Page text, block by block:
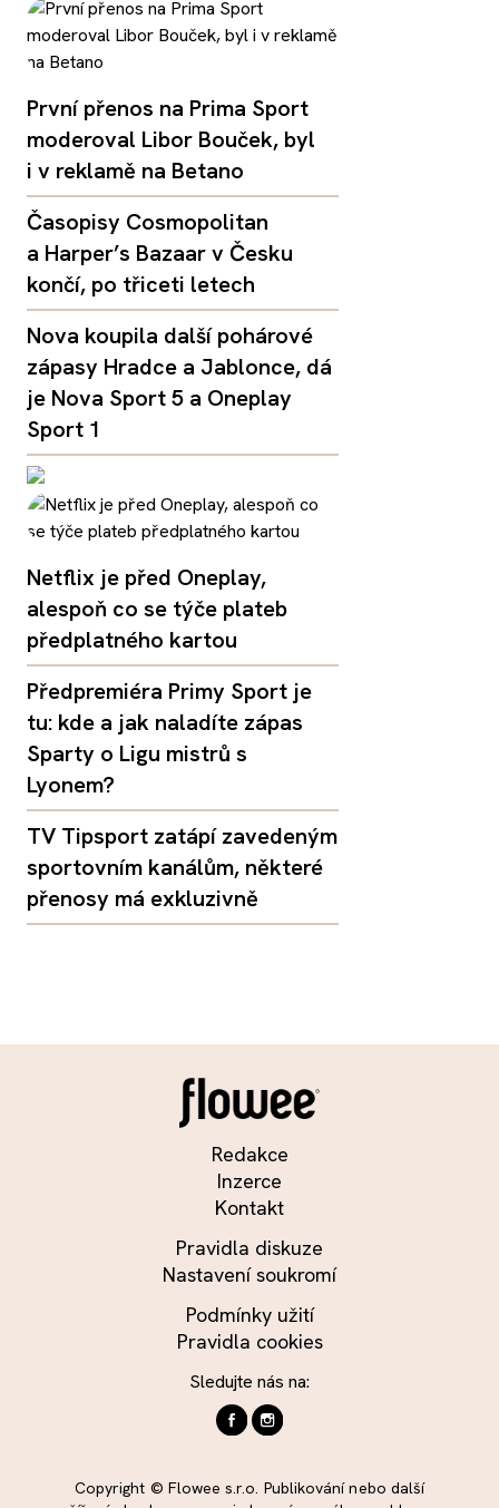
První přenos na Prima Sport
moderoval Libor Bouček, byl
i v reklamě na Betano
Časopisy Cosmopolitan
a Harper’s Bazaar v Česku
končí, po třiceti letech
Nova koupila další pohárové
zápasy Hradce a Jablonce, dá
je Nova Sport 5 a Oneplay
Sport 1
Netflix je před Oneplay,
alespoň co se týče plateb
předplatného kartou
Předpremiéra Primy Sport je
tu: kde a jak naladíte zápas
Sparty o Ligu mistrů s
Lyonem?
TV Tipsport zatápí zavedeným
sportovním kanálům, některé
přenosy má exkluzivně
Redakce
Inzerce
Kontakt
Pravidla diskuze
Nastavení soukromí
Podmínky užití
Pravidla cookies
Sledujte nás na:
Copyright © Flowee s.r.o. Publikování nebo další